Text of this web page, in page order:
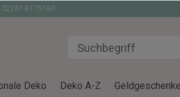
02261-8175180
Deko Deko A-Z Geldgeschenke